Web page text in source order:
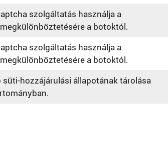
szolgáltatás használja a
a botoktól.
szolgáltatás használja a
a botoktól.
süti-hozzájárulási állapotának tárolása